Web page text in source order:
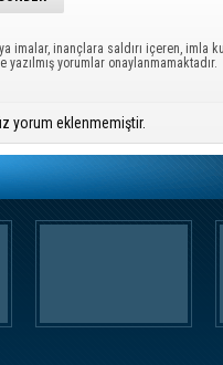
imalar, inançlara saldırı içeren, imla
yorumlar onaylanmamaktadır.
yorum eklenmemiştir.